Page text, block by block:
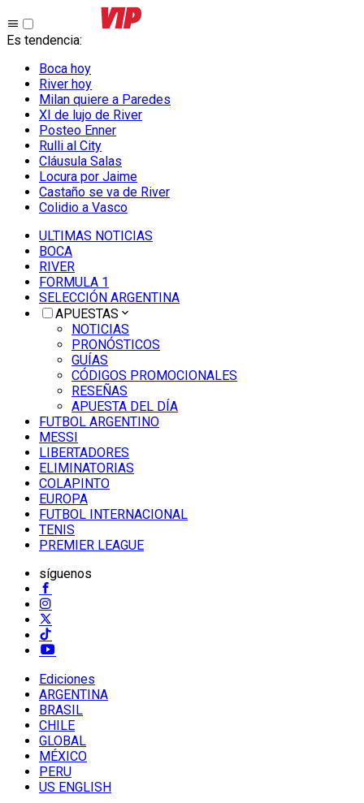
Es tendencia:
Boca hoy
River hoy
Milan quiere a Paredes
XI de lujo de River
Posteo Enner
Rulli al City
Cláusula Salas
Locura por Jaime
Castaño se va de River
Colidio a Vasco
ULTIMAS NOTICIAS
BOCA
RIVER
FORMULA 1
SELECCIÓN ARGENTINA
APUESTAS
NOTICIAS
PRONÓSTICOS
GUÍAS
CÓDIGOS PROMOCIONALES
RESEÑAS
APUESTA DEL DÍA
FUTBOL ARGENTINO
MESSI
LIBERTADORES
ELIMINATORIAS
COLAPINTO
EUROPA
FUTBOL INTERNACIONAL
TENIS
PREMIER LEAGUE
síguenos
Ediciones
ARGENTINA
BRASIL
CHILE
GLOBAL
MÉXICO
PERU
US ENGLISH